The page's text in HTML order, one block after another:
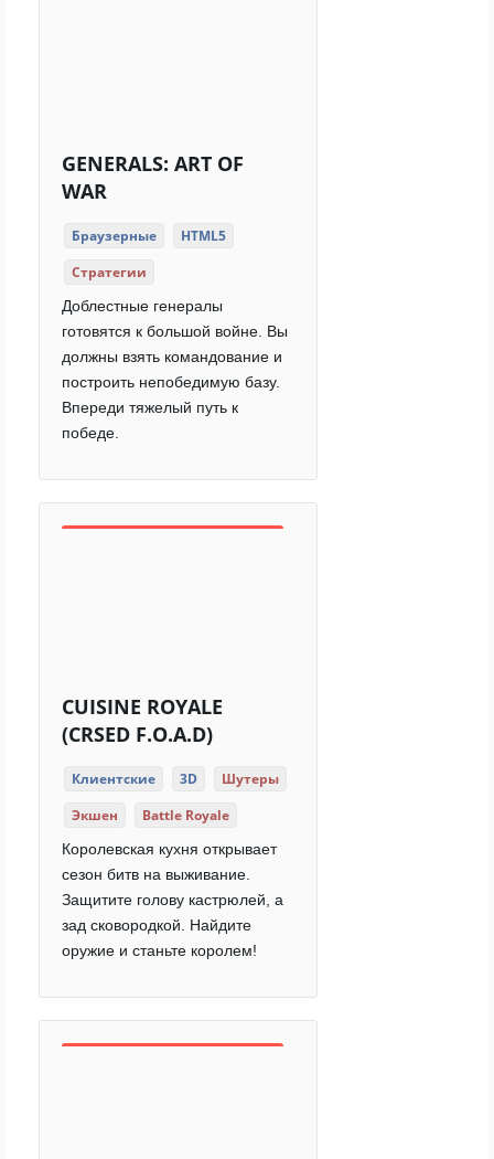
GENERALS: ART OF
WAR
Браузерные
HTML5
Стратегии
Доблестные генералы
готовятся к большой войне. Вы
должны взять командование и
построить непобедимую базу.
Впереди тяжелый путь к
победе.
CUISINE ROYALE
(CRSED F.O.A.D)
Клиентские 3D
Шутеры
Экшен
Battle Royale
Королевская кухня открывает
сезон битв на выживание.
Защитите голову кастрюлей, а
зад сковородкой. Найдите
оружие и станьте королем!